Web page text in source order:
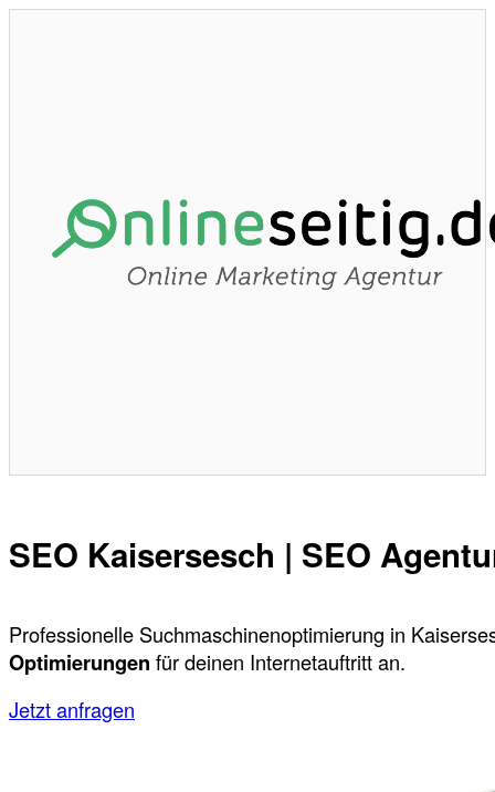
SEO Kaisersesch | SEO
Professionelle Suchmaschinenoptimierung in
Optimierungen für deinen Internetauftritt an.
Jetzt anfragen